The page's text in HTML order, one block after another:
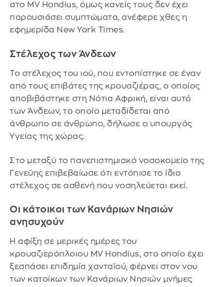
στο MV Hondius, όμως κανείς τους δεν έχει
παρουσιάσει συμπτώματα, ανέφερε χθες η
εφημερίδα New York Times.
Στέλεχος των Άνδεων
Το στέλεχος του ιού, που εντοπίστηκε σε έναν
από τους επιβάτες της κρουαζιέρας, ο οποίος
αποβιβάστηκε στη Νότια Αφρική, είναι αυτό
των Άνδεων, το οποίο μεταδίδεται από
άνθρωπο σε άνθρωπο, δήλωσε ο υπουργός
Υγείας της χώρας.
Στο μεταξύ το πανεπιστημιακό νοσοκομείο της
Γενεύης επιβεβαίωσε ότι εντόπισε το ίδιο
στέλεχος σε ασθενή που νοσηλεύεται εκεί.
Οι κάτοικοι των Κανάριων Νησιών
ανησυχούν
Η αφίξη σε μερικές ημέρες του
κρουαζιερόπλοιου MV Hondius, στο οποίο έχει
ξεσπάσει επιδημία χανταϊού, φέρνει στον νου
των κατοίκων των Κανάριων Νησιών μνήμες